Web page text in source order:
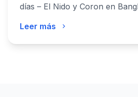
días – El Nido y Coron en
Leer más